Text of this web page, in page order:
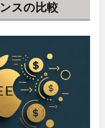
スの比較